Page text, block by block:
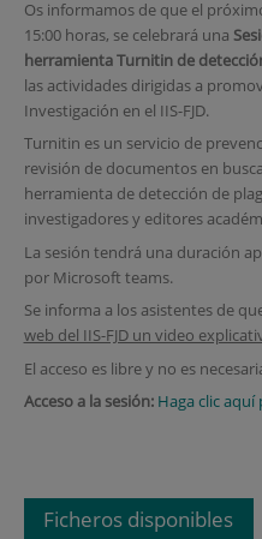
Os informamos de que el
15:00 horas, se celebrará una
herramienta Turnitin de
las actividades dirigidas a
Investigación en el IIS-FJD.
Turnitin es un servicio de
revisión de documentos en
herramienta de detección de
investigadores y editores
La sesión tendrá una duración
por Microsoft teams.
Se informa a los asistentes de
web del IIS-FJD un video
El acceso es libre y no es
Acceso a la sesión: Haga clic
Ficheros disponibles